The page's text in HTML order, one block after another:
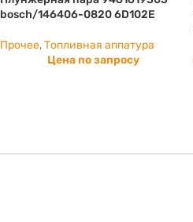
bosch/146406-0820 6D102E
Прочее,Топливная аппатура
Цена по запросу